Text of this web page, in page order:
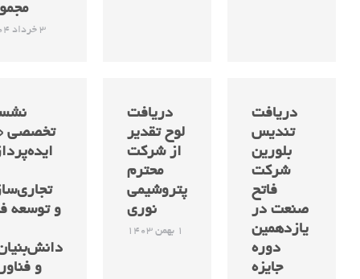
3 خرداد 1404
دریافت
تندیس
بلورین
شرکت
فاتح
صنعت در
یازدهمین
دوره
جایزه
دریافت
لوح تقدیر
از شرکت
محترم
پتروشیمی
نوری
1 بهمن 1403
تخصصی
و توسعه
و